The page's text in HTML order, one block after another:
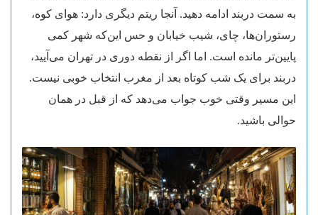
به سمت دربند ادامه دهید. آنجا ریتم دیگری دارد: هوای کوه،
رستوران‌ها، چای، شیب خیابان و حس این‌که شهر کمی
پایین‌تر مانده است. اما اگر از نقطه دوری در تهران می‌آیید،
دربند برای یک شب کوتاه بعد از مغرب انتخاب خوبی نیست.
این مسیر وقتی خوب جواب می‌دهد که از قبل در همان
حوالی باشید.